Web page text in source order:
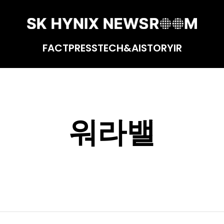
FACTPRESSTECH&AISTORYIR
워라밸